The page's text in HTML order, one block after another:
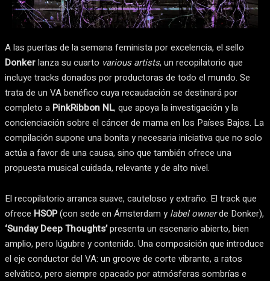
A las puertas de la semana feminista por excelencia, el sello
Donkerlanza su cuarto various artists, un recopilatorio que
incluye tracks donados por productoras de todo el mundo. Se
trata de un VA benéfico cuya recaudación se destinará por
completo a PinkRibbon NL, que apoya la investigación y la
concienciación sobre el cáncer de mama en los Países Bajos. La
compilación supone una bonita y necesaria iniciativa que no solo
actúa a favor de una causa, sino que también ofrece una
propuesta musical cuidada, relevante y de alto nivel.
El recopilatorio arranca suave, cauteloso y extraño. El track que
ofrece HSOP(con sede en Ámsterdam y label ownerde Donker),
‘Sunday Deep Thoughts’presenta un escenario abierto, bien
amplio, pero lúgubre y contenido. Una composición que introduce
el eje conductor del VA: un groove de corte vibrante, a ratos
selvático, pero siempre opacado por atmósferas sombrías e